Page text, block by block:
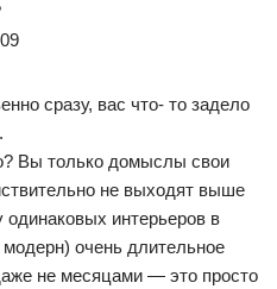
сразу, вас что- то задело
Вы только домыслы свои
не выходят выше
одинаковых интерьеров в
очень длительное
не месяцами — это просто